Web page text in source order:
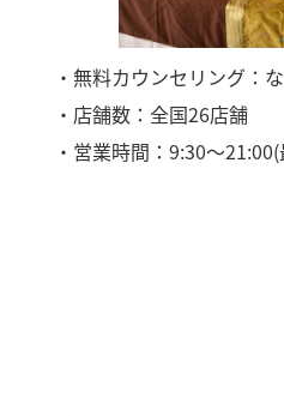
・無料カウンセリング：
・店舗数：全国26店舗
・営業時間：9:30～